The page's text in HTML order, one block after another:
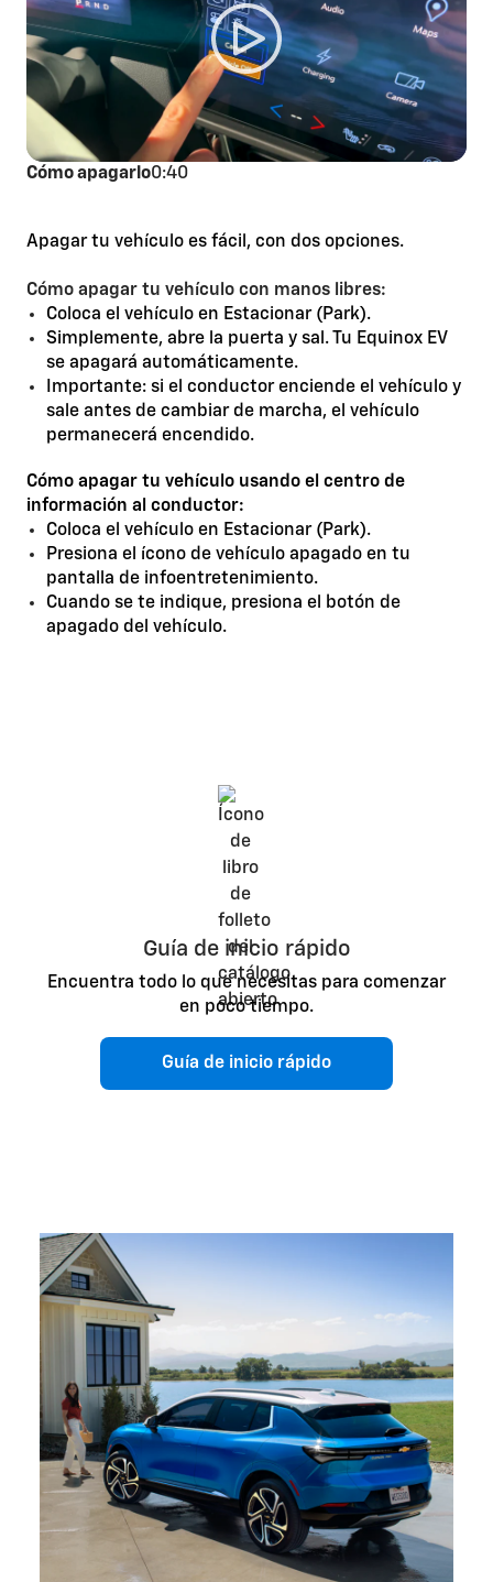
Cómo apagarlo0:40
Apagar tu vehículo es fácil, con dos opciones.
Cómo apagar tu vehículo con manos libres:
Coloca el vehículo en Estacionar (Park).
Simplemente, abre la puerta y sal. Tu Equinox EV
se apagará automáticamente.
Importante: si el conductor enciende el vehículo y
sale antes de cambiar de marcha, el vehículo
permanecerá encendido.
Cómo apagar tu vehículo usando el centro de
información al conductor:
Coloca el vehículo en Estacionar (Park).
Presiona el ícono de vehículo apagado en tu
pantalla de infoentretenimiento.
Cuando se te indique, presiona el botón de
apagado del vehículo.
Guía de inicio rápido
Encuentra todo lo que necesitas para comenzar
en poco tiempo.
Guía de inicio rápido